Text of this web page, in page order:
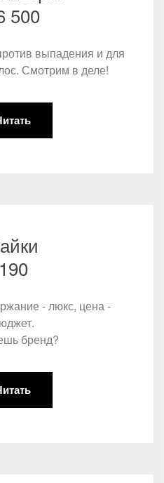
500
выпадения и для
Смотрим в деле!
190
- люкс, цена -
бренд?